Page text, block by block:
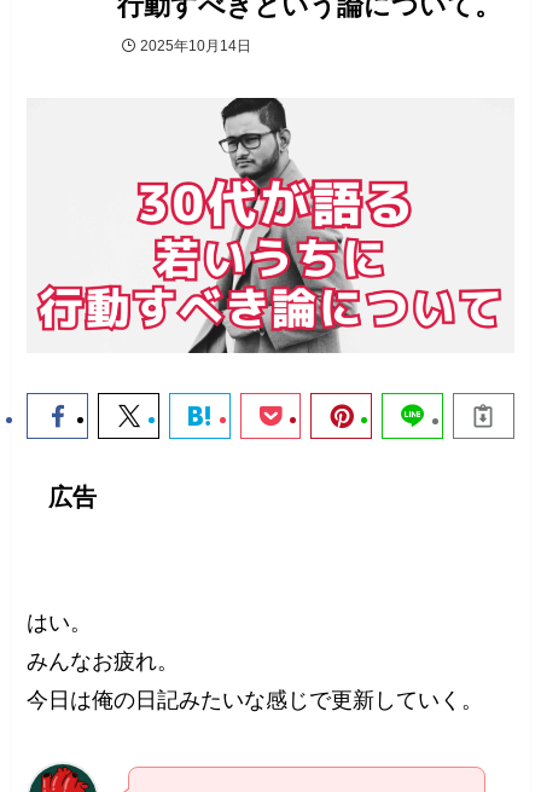
2025年10月14日
広告
はい。
みんなお疲れ。
今日は俺の日記みたいな感じで更新していく。